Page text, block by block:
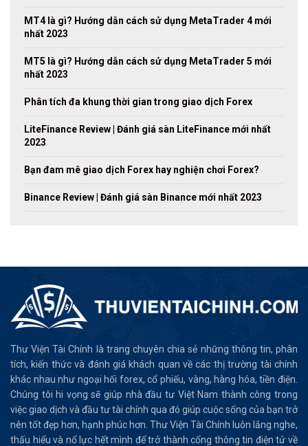
MT4 là gì? Hướng dẫn cách sử dụng MetaTrader 4 mới
nhất 2023
MT5 là gì? Hướng dẫn cách sử dụng MetaTrader 5 mới
nhất 2023
Phân tích đa khung thời gian trong giao dịch Forex
LiteFinance Review | Đánh giá sàn LiteFinance mới nhất
2023
Bạn đam mê giao dịch Forex hay nghiện chơi Forex?
Binance Review | Đánh giá sàn Binance mới nhất 2023
Thư Viện Tài Chính là trang chuyên chia sẻ những thông tin, phân
tích, kiến thức và đánh giá khách quan về các thị trường tài chính
khác nhau như ngoại hối forex, cổ phiếu, vàng, hàng hóa, tiền điện.
Chúng tôi hi vọng sẽ giúp nhà đầu tư Việt Nam thành công trong
việc giao dịch và đầu tư tài chính qua đó giúp cuộc sống của bạn trở
nên tốt đẹp hơn, hạnh phúc hơn. Thư Viện Tài Chính luôn lắng nghe,
thấu hiểu và nổ lực hết mình để trở thành cổng thông tin điện tử về